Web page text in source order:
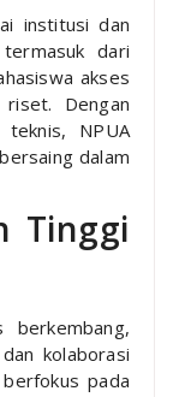
institusi dan
dari
akses
Dengan
NPUA
dalam
Tinggi
berkembang,
kolaborasi
pada